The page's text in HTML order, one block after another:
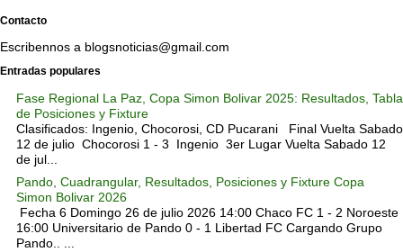
Contacto
Escribennos a blogsnoticias@gmail.com
Entradas populares
Fase Regional La Paz, Copa Simon Bolivar 2025: Resultados, Tabla
de Posiciones y Fixture
Clasificados: Ingenio, Chocorosi, CD Pucarani Final Vuelta Sabado
12 de julio Chocorosi 1 - 3 Ingenio 3er Lugar Vuelta Sabado 12
de jul...
Pando, Cuadrangular, Resultados, Posiciones y Fixture Copa
Simon Bolivar 2026
Fecha 6 Domingo 26 de julio 2026 14:00 Chaco FC 1 - 2 Noroeste
16:00 Universitario de Pando 0 - 1 Libertad FC Cargando Grupo
Pando.. ...